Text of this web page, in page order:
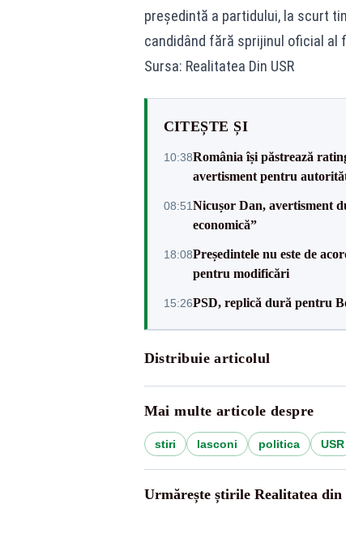
președintă a partidului, la scurt
candidând fără sprijinul oficial al
Sursa: Realitatea Din USR
CITEȘTE ȘI
10:38România își păstrează
avertisment pentru
08:51Nicușor Dan, avertisment
economică”
18:08Președintele nu este de
pentru modificări
15:26PSD, replică dură pentru
Distribuie articolul
Mai multe articole despre
stiri lasconi politica USR
Urmărește știrile Realitatea